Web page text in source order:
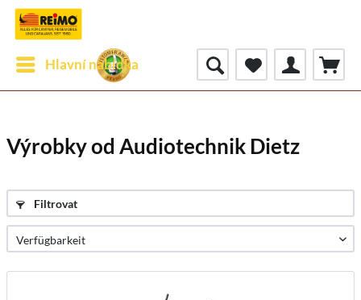
Hlavní nabídka
Výrobky od Audiotechnik Dietz
Filtrovat